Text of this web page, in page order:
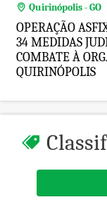
Quirinópolis - GO
OPERAÇÃO
34 MEDIDAS
COMBATE À
QUIRINÓPOLIS